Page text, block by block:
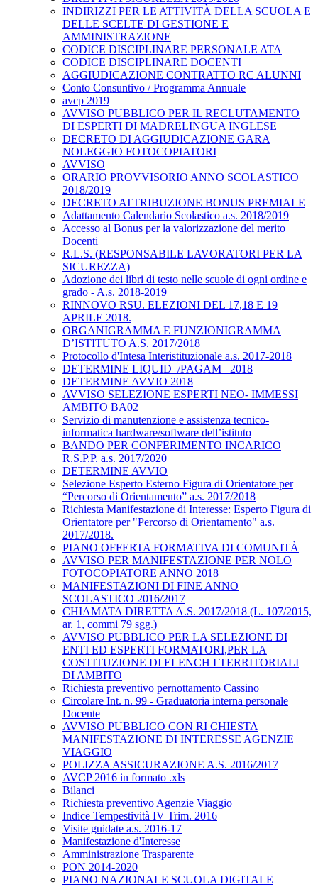
INDIRIZZI PER LE ATTIVITÀ DELLA SCUOLA E
DELLE SCELTE DI GESTIONE E
AMMINISTRAZIONE
CODICE DISCIPLINARE PERSONALE ATA
CODICE DISCIPLINARE DOCENTI
AGGIUDICAZIONE CONTRATTO RC ALUNNI
Conto Consuntivo / Programma Annuale
avcp 2019
AVVISO PUBBLICO PER IL RECLUTAMENTO
DI ESPERTI DI MADRELINGUA INGLESE
DECRETO DI AGGIUDICAZIONE GARA
NOLEGGIO FOTOCOPIATORI
AVVISO
ORARIO PROVVISORIO ANNO SCOLASTICO
2018/2019
DECRETO ATTRIBUZIONE BONUS PREMIALE
Adattamento Calendario Scolastico a.s. 2018/2019
Accesso al Bonus per la valorizzazione del merito
Docenti
R.L.S. (RESPONSABILE LAVORATORI PER LA
SICUREZZA)
Adozione dei libri di testo nelle scuole di ogni ordine e
grado - A.s. 2018-2019
RINNOVO RSU. ELEZIONI DEL 17,18 E 19
APRILE 2018.
ORGANIGRAMMA E FUNZIONIGRAMMA
D’ISTITUTO A.S. 2017/2018
Protocollo d'Intesa Interistituzionale a.s. 2017-2018
DETERMINE LIQUID_/PAGAM_ 2018
DETERMINE AVVIO 2018
AVVISO SELEZIONE ESPERTI NEO- IMMESSI
AMBITO BA02
Servizio di manutenzione e assistenza tecnico-
informatica hardware/software dell’istituto
BANDO PER CONFERIMENTO INCARICO
R.S.P.P. a.s. 2017/2020
DETERMINE AVVIO
Selezione Esperto Esterno Figura di Orientatore per
“Percorso di Orientamento” a.s. 2017/2018
Richiesta Manifestazione di Interesse: Esperto Figura di
Orientatore per "Percorso di Orientamento" a.s.
2017/2018.
PIANO OFFERTA FORMATIVA DI COMUNITÀ
AVVISO PER MANIFESTAZIONE PER NOLO
FOTOCOPIATORE ANNO 2018
MANIFESTAZIONI DI FINE ANNO
SCOLASTICO 2016/2017
CHIAMATA DIRETTA A.S. 2017/2018 (L. 107/2015,
ar. 1, commi 79 sgg.)
AVVISO PUBBLICO PER LA SELEZIONE DI
ENTI ED ESPERTI FORMATORI,PER LA
COSTITUZIONE DI ELENCH I TERRITORIALI
DI AMBITO
Richiesta preventivo pernottamento Cassino
Circolare Int. n. 99 - Graduatoria interna personale
Docente
AVVISO PUBBLICO CON RI CHIESTA
MANIFESTAZIONE DI INTERESSE AGENZIE
VIAGGIO
POLIZZA ASSICURAZIONE A.S. 2016/2017
AVCP 2016 in formato .xls
Bilanci
Richiesta preventivo Agenzie Viaggio
Indice Tempestività IV Trim. 2016
Visite guidate a.s. 2016-17
Manifestazione d'Interesse
Amministrazione Trasparente
PON 2014-2020
PIANO NAZIONALE SCUOLA DIGITALE